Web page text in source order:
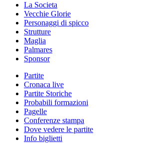
La Societa
Vecchie Glorie
Personaggi di spicco
Strutture
Maglia
Palmares
Sponsor
Partite
Cronaca live
Partite Storiche
Probabili formazioni
Pagelle
Conferenze stampa
Dove vedere le partite
Info biglietti